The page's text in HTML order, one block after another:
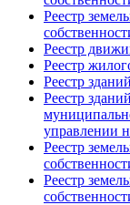
Реестр
Реестр
Реестр
Реестр
Реестр
управлении
Реестр
Реестр